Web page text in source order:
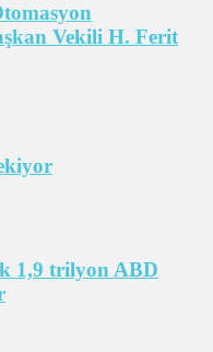
Vekili H. Ferit
1,9 trilyon ABD